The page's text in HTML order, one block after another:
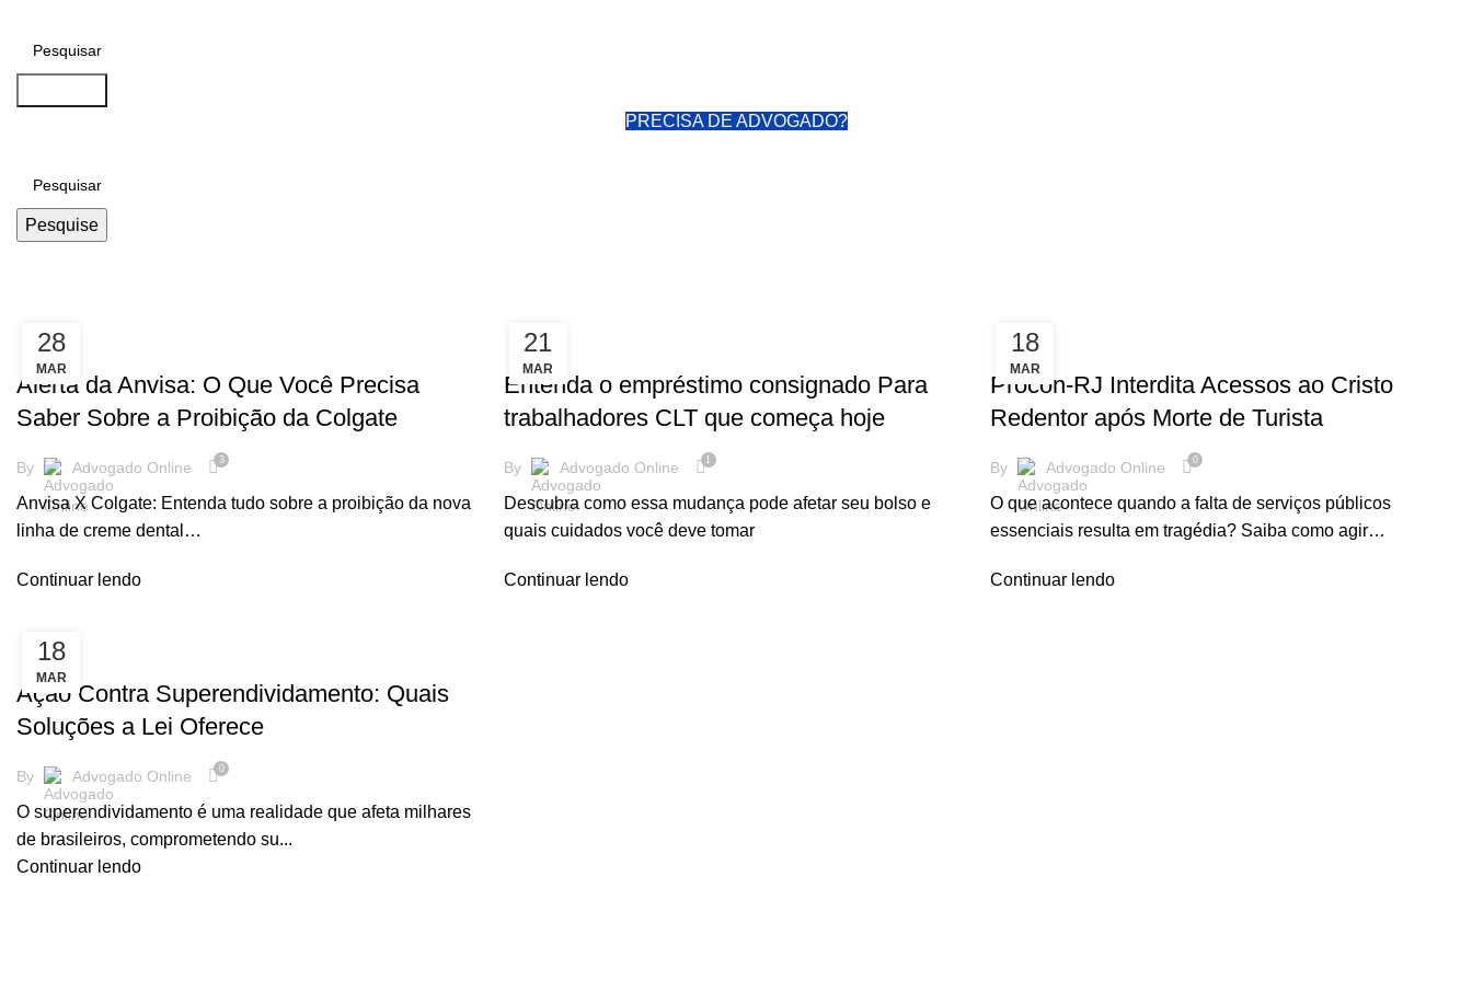
PRECISA DE ADVOGADO?
Pesquise
28
MAR
NOTÍCIAS
Alerta da Anvisa: O Que Você Precisa
Saber Sobre a Proibição da Colgate
By Advogado Online 3
Anvisa X Colgate: Entenda tudo sobre a proibição da nova
linha de creme dental…
Continuar lendo
21
MAR
CURIOSIDADES
Entenda o empréstimo consignado Para
trabalhadores CLT que começa hoje
By Advogado Online 1
Descubra como essa mudança pode afetar seu bolso e
quais cuidados você deve tomar
Continuar lendo
18
MAR
CONSUMIDOR
Procon-RJ Interdita Acessos ao Cristo
Redentor após Morte de Turista
By Advogado Online 0
O que acontece quando a falta de serviços públicos
essenciais resulta em tragédia? Saiba como agir…
Continuar lendo
18
MAR
CIVIL,
Ação Contra Superendividamento: Quais
Soluções a Lei Oferece
By Advogado Online 0
O superendividamento é uma realidade que afeta milhares
de brasileiros, comprometendo su...
Continuar lendo